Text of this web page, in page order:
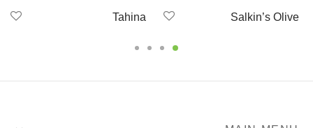
Salkin’s Olive
Tahina